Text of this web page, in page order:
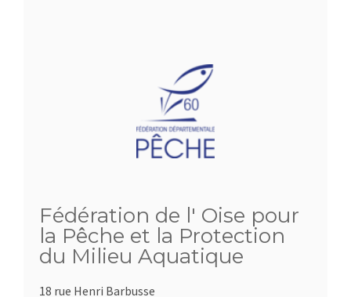
Fédération de l' Oise pour
la Pêche et la Protection
du Milieu Aquatique
18 rue Henri Barbusse